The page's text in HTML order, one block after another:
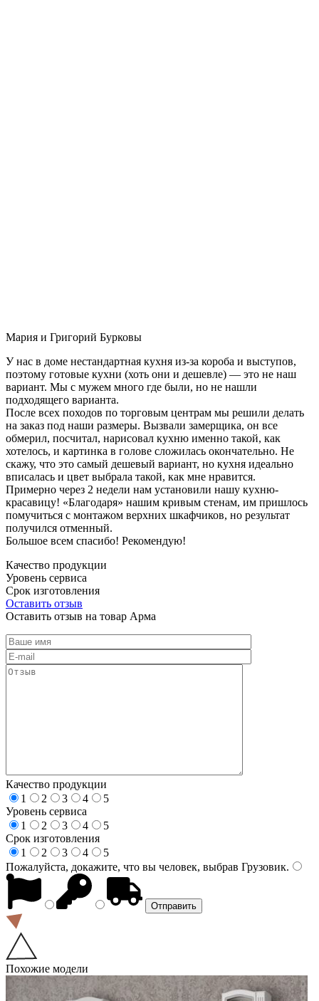
Мария и Григорий Бурковы
У нас в доме нестандартная кухня из-за короба и выступов,
поэтому готовые кухни (хоть они и дешевле) — это не наш
вариант. Мы с мужем много где были, но не нашли
подходящего варианта.
После всех походов по торговым центрам мы решили делать
на заказ под наши размеры. Вызвали замерщика, он все
обмерил, посчитал, нарисовал кухню именно такой, как
хотелось, и картинка в голове сложилась окончательно. Не
скажу, что это самый дешевый вариант, но кухня идеально
вписалась и цвет выбрала такой, как мне нравится.
Примерно через 2 недели нам установили нашу кухню-
красавицу! «Благодаря» нашим кривым стенам, им пришлось
помучиться с монтажом верхних шкафчиков, но результат
получился отменный.
Большое всем спасибо! Рекомендую!
Качество продукции
Уровень сервиса
Срок изготовления
Оставить отзыв
Оставить отзыв на товар Арма
Качество продукции
1
2 3 4
5
Уровень сервиса
1
2 3 4
5
Срок изготовления
1
2 3 4
5
Пожалуйста, докажите, что вы человек, выбрав Грузовик.
Похожие модели